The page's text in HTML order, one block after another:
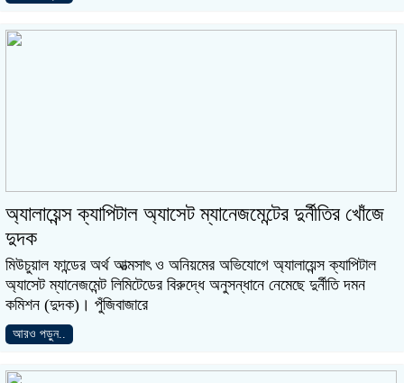
অ্যালায়েন্স ক্যাপিটাল অ্যাসেট ম্যানেজমেন্টের দুর্নীতির খোঁজে
দুদক
মিউচুয়াল ফান্ডের অর্থ আত্মসাৎ ও অনিয়মের অভিযোগে অ্যালায়েন্স ক্যাপিটাল
অ্যাসেট ম্যানেজমেন্ট লিমিটেডের বিরুদ্ধে অনুসন্ধানে নেমেছে দুর্নীতি দমন
কমিশন (দুদক)। পুঁজিবাজারে
আরও পড়ুন..